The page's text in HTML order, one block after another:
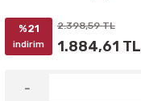
%21
indirim
2.398,59 TL
1.884,61 TL